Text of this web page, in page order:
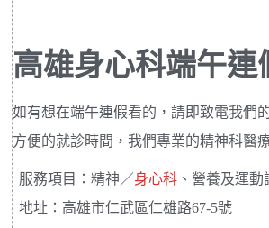
高雄身心科端午連
如有想在端午連假看的，請即致電我們
方便的就診時間，我們專業的精神科醫
服務項目：精神／身心科 、營養及運動
地址：高雄市仁武區仁雄路67-5號